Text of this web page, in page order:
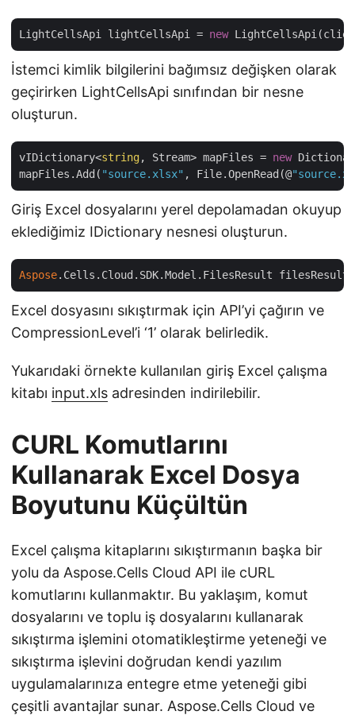
LightCellsApi lightCellsApi = new
İstemci kimlik bilgilerini bağımsız değişken olarak
geçirirken LightCellsApi sınıfından bir nesne
oluşturun.
vIDictionary<string, Stream> mapFiles = new
mapFiles.Add( "source.xlsx" , File.OpenRead(@
Giriş Excel dosyalarını yerel depolamadan okuyup
eklediğimiz IDictionary nesnesi oluşturun.
Aspose.Cells.Cloud.SDK.Model.FilesResult
Excel dosyasını sıkıştırmak için API’yi çağırın ve
CompressionLevel’i ‘1’ olarak belirledik.
Yukarıdaki örnekte kullanılan giriş Excel çalışma
kitabı input.xls adresinden indirilebilir.
CURL Komutlarını
Kullanarak Excel Dosya
Boyutunu Küçültün
Excel çalışma kitaplarını sıkıştırmanın başka bir
yolu da Aspose.Cells Cloud API ile cURL
komutlarını kullanmaktır. Bu yaklaşım, komut
dosyalarını ve toplu iş dosyalarını kullanarak
sıkıştırma işlemini otomatikleştirme yeteneği ve
sıkıştırma işlevini doğrudan kendi yazılım
uygulamalarınıza entegre etme yeteneği gibi
çeşitli avantajlar sunar. Aspose.Cells Cloud ve